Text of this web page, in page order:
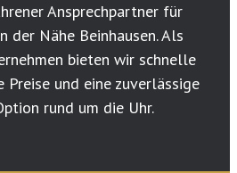
Ansprechpartner für
der Nähe Beinhausen. Als
bieten wir schnelle
und eine zuverlässige
rund um die Uhr.